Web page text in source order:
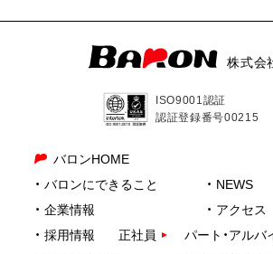
株式会
ISO9001認証
認証登録番号00215
バロンHOME
バロンにできること
NEWS
企業情報
アクセス
採用情報
正社員
パート・アルバ